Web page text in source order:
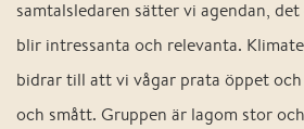
samtalsledaren sätter vi agendan, det gör att
blir intressanta och relevanta.
bidrar till att vi vågar prata öppet
och smått. Gruppen är lagom stor